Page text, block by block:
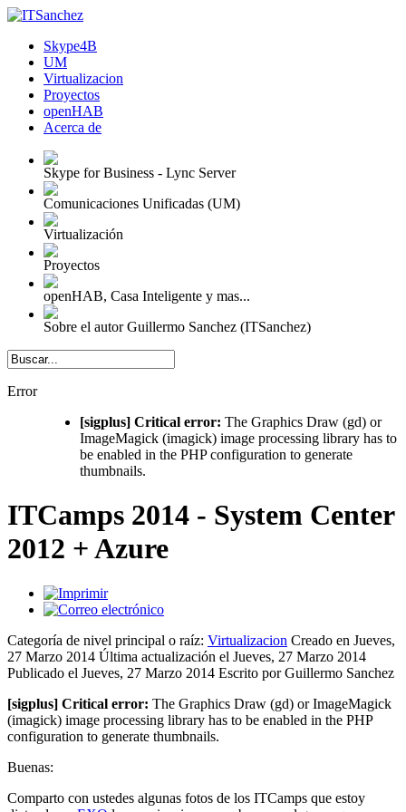
Skype4B
UM
Virtualizacion
Proyectos
openHAB
Acerca de
Skype for Business - Lync Server
Comunicaciones Unificadas (UM)
Virtualización
Proyectos
openHAB, Casa Inteligente y mas...
Sobre el autor Guillermo Sanchez (ITSanchez)
Error
[sigplus] Critical error: The Graphics Draw (gd) or
ImageMagick (imagick) image processing library has to
be enabled in the PHP configuration to generate
thumbnails.
ITCamps 2014 - System Center
2012 + Azure
Categoría de nivel principal o raíz: Virtualizacion Creado en Jueves,
27 Marzo 2014 Última actualización el Jueves, 27 Marzo 2014
Publicado el Jueves, 27 Marzo 2014 Escrito por Guillermo Sanchez
[sigplus] Critical error: The Graphics Draw (gd) or ImageMagick
(imagick) image processing library has to be enabled in the PHP
configuration to generate thumbnails.
Buenas:
Comparto con ustedes algunas fotos de los ITCamps que estoy